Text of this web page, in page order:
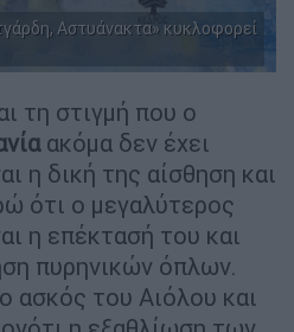
Αστυάνακτα» κυκλοφορεί
τη στιγμή που ο
ακόμα δεν έχει
η δική της αίσθηση και
ότι ο μεγαλύτερος
η επέκτασή του και
πυρηνικών όπλων.
ασκός του Αιόλου και